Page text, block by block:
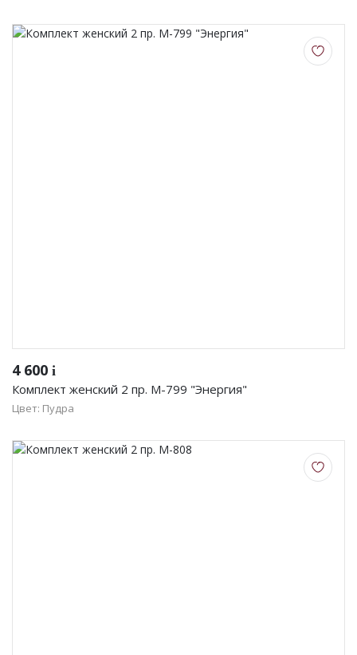
4 600 i
Комплект женский 2 пр. М-799 "Энергия"
Цвет: Пудра